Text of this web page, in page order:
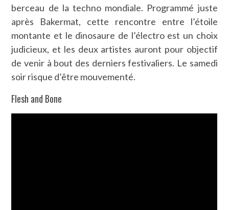
berceau de la techno mondiale. Programmé juste
après Bakermat, cette rencontre entre l’étoile
montante et le dinosaure de l’électro est un choix
judicieux, et les deux artistes auront pour objectif
de venir à bout des derniers festivaliers. Le samedi
soir risque d’être mouvementé.
Flesh and Bone